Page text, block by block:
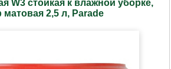
W3 стойкая к влажной уборке,
матовая 2,5 л, Parade